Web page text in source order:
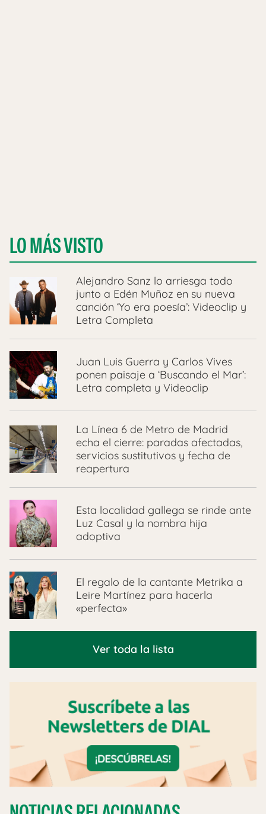
LO MÁS VISTO
Alejandro Sanz lo arriesga todo
junto a Edén Muñoz en su nueva
canción ‘Yo era poesía’: Videoclip y
Letra Completa
Juan Luis Guerra y Carlos Vives
ponen paisaje a ‘Buscando el Mar’:
Letra completa y Videoclip
La Línea 6 de Metro de Madrid
echa el cierre: paradas afectadas,
servicios sustitutivos y fecha de
reapertura
Esta localidad gallega se rinde ante
Luz Casal y la nombra hija
adoptiva
El regalo de la cantante Metrika a
Leire Martínez para hacerla
«perfecta»
Ver toda la lista